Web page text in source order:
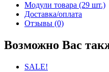
Модули товара (29 шт.)
Доставка/оплата
Отзывы (0)
Возможно Вас
SALE!